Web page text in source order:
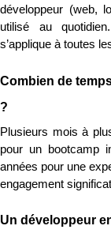
développeur (web,
utilisé au
s’applique à toutes
Combien de
?
Plusieurs mois à
pour un bootcamp
années pour une
engagement
Un développeur